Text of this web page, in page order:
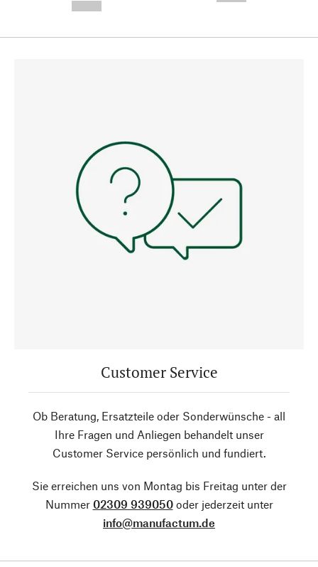
Customer Service
Ob Beratung, Ersatzteile oder Sonderwünsche - all
Ihre Fragen und Anliegen behandelt unser
Customer Service persönlich und fundiert.
Sie erreichen uns von Montag bis Freitag unter der
Nummer 02309 939050oder jederzeit unter
info@manufactum.de